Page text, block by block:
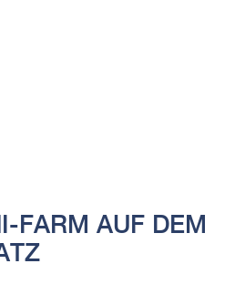
FARM AUF DEM